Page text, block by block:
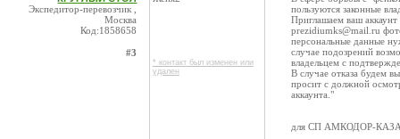
Экспедитор-перевозчик ,
Москва
Код:1858658
#3
* контакт был изменен или
удален
пользуются законные
Приглашаем ваш
prezidiumks@mail.ru
персональные данные
случае подозрений
владельцем с
В случае отказа будем
просит с должной
аккаунта."
для СП АМКОДОР-